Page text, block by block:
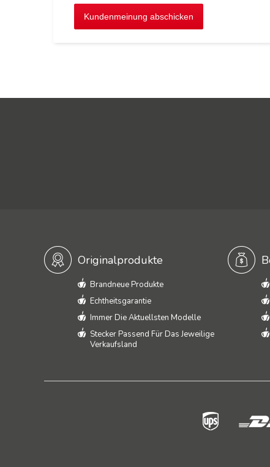
Kundenmeinung abschicken
Originalprodukte
Brandneue Produkte
Echtheitsgarantie
Immer Die Aktuellsten Modelle
Stecker Passend Für Das Jeweilige
Verkaufsland